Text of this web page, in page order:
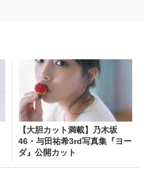
【大胆カット満載】乃木坂
46・与田祐希3rd写真集『ヨー
ダ』公開カット